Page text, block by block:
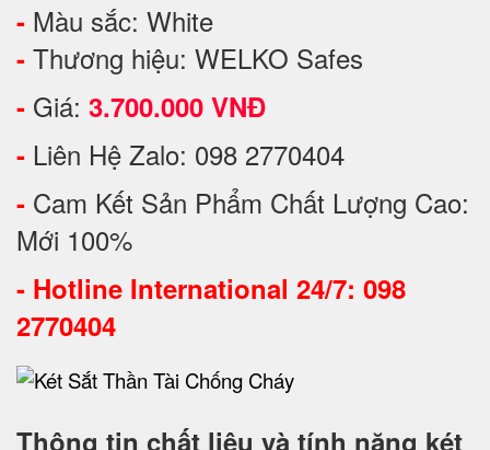
- Màu sắc: White
- Thương hiệu: WELKO Safes
- Giá: 3.700.000 VNĐ
- Liên Hệ Zalo: 098 2770404
- Cam Kết Sản Phẩm Chất Lượng Cao:
Mới 100%
- Hotline International 24/7: 098
2770404
Thông tin chất liệu và tính năng két